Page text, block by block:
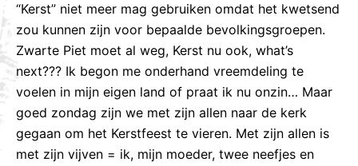
“Kerst” niet meer mag gebruiken omdat het kwetsend
zou kunnen zijn voor bepaalde bevolkingsgroepen.
Zwarte Piet moet al weg, Kerst nu ook, what’s
next??? Ik begon me onderhand vreemdeling te
voelen in mijn eigen land of praat ik nu onzin… Maar
goed zondag zijn we met zijn allen naar de kerk
gegaan om het Kerstfeest te vieren. Met zijn allen is
met zijn vijven = ik, mijn moeder, twee neefjes en